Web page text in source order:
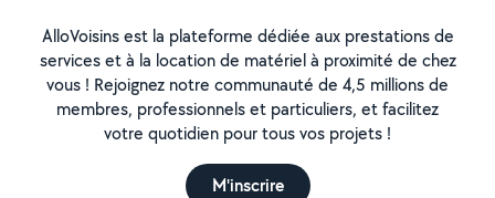
AlloVoisins est la plateforme dédiée aux prestations de
services et à la location de matériel à proximité de chez
vous ! Rejoignez notre communauté de 4,5 millions de
membres, professionnels et particuliers, et facilitez
votre quotidien pour tous vos projets !
M'inscrire